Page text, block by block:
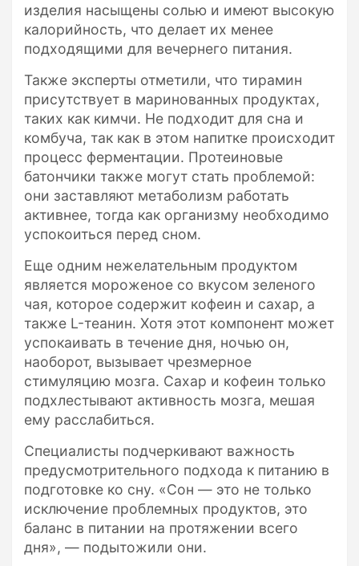
изделия насыщены солью и имеют высокую
калорийность, что делает их менее
подходящими для вечернего питания.
Также эксперты отметили, что тирамин
присутствует в маринованных продуктах,
таких как кимчи. Не подходит для сна и
комбуча, так как в этом напитке происходит
процесс ферментации. Протеиновые
батончики также могут стать проблемой:
они заставляют метаболизм работать
активнее, тогда как организму необходимо
успокоиться перед сном.
Еще одним нежелательным продуктом
является мороженое со вкусом зеленого
чая, которое содержит кофеин и сахар, а
также L-теанин. Хотя этот компонент может
успокаивать в течение дня, ночью он,
наоборот, вызывает чрезмерное
стимуляцию мозга. Сахар и кофеин только
подхлестывают активность мозга, мешая
ему расслабиться.
Специалисты подчеркивают важность
предусмотрительного подхода к питанию в
подготовке ко сну. «Сон — это не только
исключение проблемных продуктов, это
баланс в питании на протяжении всего
дня», — подытожили они.